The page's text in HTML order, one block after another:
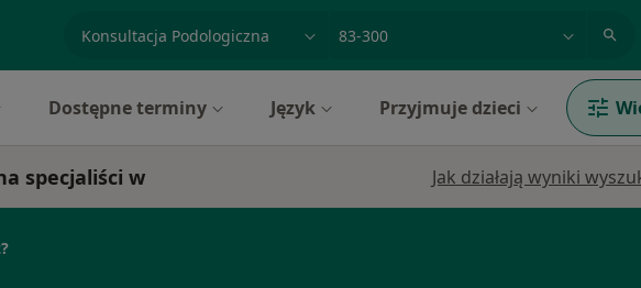
Dostępne terminy Język Przyjmuje dzieci
specjaliści w Jak działają wyniki